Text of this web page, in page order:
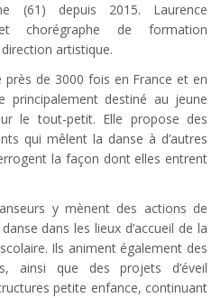
(61) depuis 2015. Laurence
et chorégraphe de formation
artistique.
près de 3000 fois en France et en
principalement destiné au jeune
le tout-petit. Elle propose des
qui mêlent la danse à d’autres
la façon dont elles entrent
y mènent des actions de
dans les lieux d’accueil de la
Ils animent également des
ainsi que des projets d’éveil
petite enfance, continuant